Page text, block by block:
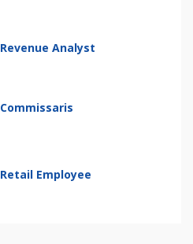
Revenue Analyst
Commissaris
Retail Employee